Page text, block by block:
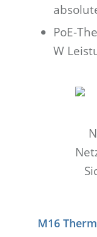
PoE-
W
M16